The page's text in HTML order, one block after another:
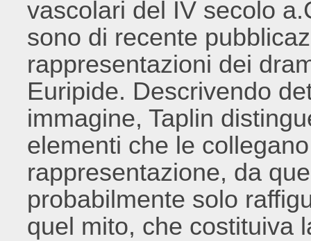
vascolari del IV secolo
sono di recente
rappresentazioni dei
Euripide. Descrivendo
immagine, Taplin
elementi che le
rappresentazione, da
probabilmente solo
quel mito, che costituiva